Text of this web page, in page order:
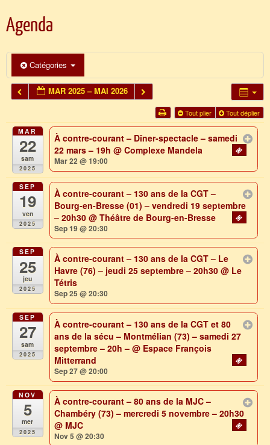
Agenda
Catégories
MAR 2025 – MAI 2026
Tout plier Tout déplier
MAR
22
sam
2025
À contre-courant – Dîner-spectacle – samedi
22 mars – 19h@ Complexe Mandela
Mar 22 @ 19:00
SEP
19
ven
2025
À contre-courant – 130 ans de la CGT –
Bourg-en-Bresse (01) – vendredi 19 septembre
– 20h30@ Théâtre de Bourg-en-Bresse
Sep 19 @ 20:30
SEP
25
jeu
2025
À contre-courant – 130 ans de la CGT – Le
Havre (76) – jeudi 25 septembre – 20h30@ Le
Tétris
Sep 25 @ 20:30
SEP
27
sam
2025
À contre-courant – 130 ans de la CGT et 80
ans de la sécu – Montmélian (73) – samedi 27
septembre – 20h –@ Espace François
Mitterrand
Sep 27 @ 20:00
NOV
5
mer
2025
À contre-courant – 80 ans de la MJC –
Chambéry (73) – mercredi 5 novembre – 20h30
@ MJC
Nov 5 @ 20:30